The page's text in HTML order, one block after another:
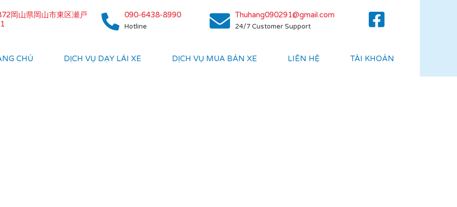
岡山県岡山市東区瀬戸
090-6438-8990
Hotline
Thuhang090291@gmail.com
24/7 Customer Support
CHỦ DỊCH VỤ DẠY LÁI XE DỊCH VỤ MUA BÁN XE LIÊN HỆ TÀI KHOẢN